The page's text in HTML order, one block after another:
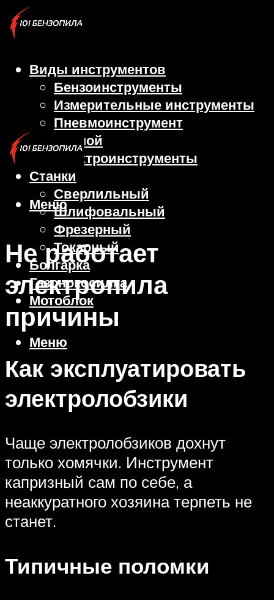
Виды инструментов
Бензоинструменты
Измерительные инструменты
Пневмоинструмент
Ручной
Электроинструменты
Станки
Сверлильный
Шлифовальный
Фрезерный
Токарный
Болгарка
Газонокосилка
Мотоблок
Меню
Меню
Не работает
электропила
причины
Как эксплуатировать
электролобзики
Чаще электролобзиков дохнут
только хомячки. Инструмент
капризный сам по себе, а
неаккуратного хозяина терпеть не
станет.
Типичные поломки